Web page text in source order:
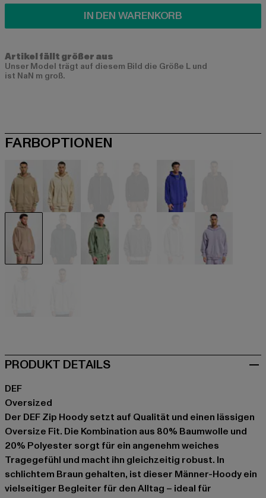
IN DEN WARENKORB
Artikel fällt größer aus
Unser Model trägt auf diesem Bild die Größe L und
ist NaN m groß.
FARBOPTIONEN
beige schwarz braun
PRODUKT DETAILS
DEF
Oversized
Der DEF Zip Hoody setzt auf Qualität und einen lässigen
Oversize Fit. Die Kombination aus 80% Baumwolle und
20% Polyester sorgt für ein angenehm weiches
Tragegefühl und macht ihn gleichzeitig robust. In
schlichtem Braun gehalten, ist dieser Männer-Hoody ein
vielseitiger Begleiter für den Alltag – ideal für